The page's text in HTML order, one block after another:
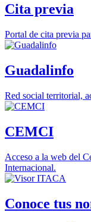
Cita previa
Portal de cita previa
Guadalinfo
Red social territorial,
CEMCI
Acceso a la web del
Internacional.
Conoce tus